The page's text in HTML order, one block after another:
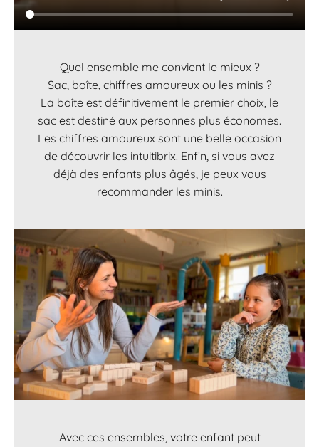
Quel ensemble me convient le mieux ?
Sac, boîte, chiffres amoureux ou les minis ?
La boîte est définitivement le premier choix, le
sac est destiné aux personnes plus économes.
Les chiffres amoureux sont une belle occasion
de découvrir les intuitibrix. Enfin, si vous avez
déjà des enfants plus âgés, je peux vous
recommander les minis.
Avec ces ensembles, votre enfant peut